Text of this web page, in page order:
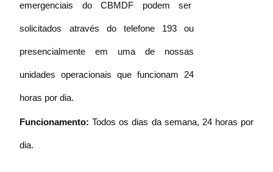
emergenciais do CBMDF podem ser
solicitados através do telefone 193 ou
presencialmente em uma de nossas
unidades operacionais que funcionam 24
horas por dia.
Funcionamento: Todos os dias da semana, 24 horas por
dia.